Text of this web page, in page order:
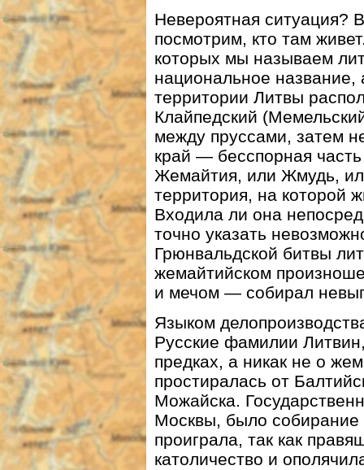
Невероятная ситуация?
посмотрим, кто там
которых мы называем
национальное
территории Литвы
Клайпедский
между пруссами, затем
край — бесспорная
Жемайтия, или Жмудь,
территория, на которой
Входила ли она
точно указать
Грюнвальдской битвы
жемайтийском
и мечом — собирал
Языком
Русские фамилии
предках, а никак не о
простиралась от
Можайска.
Москвы, было собирание
проиграла, так как
католичество и